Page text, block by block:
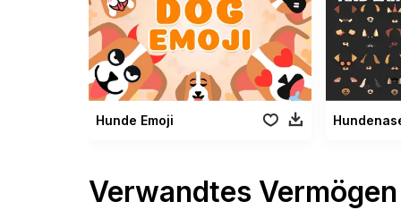
Hunde Emoji
Verwandtes Vermögen